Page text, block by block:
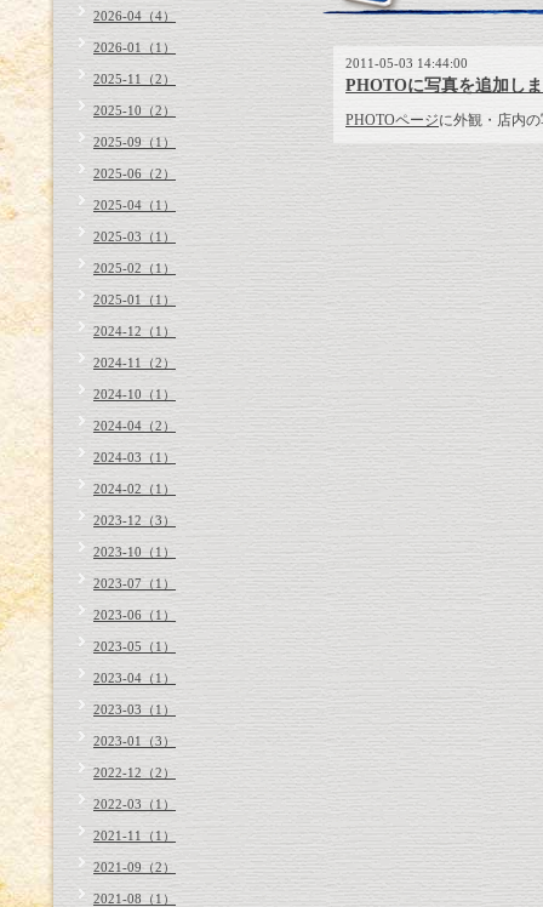
2011-05-03 14:44:00
PHOTOに写真を追加し
PHOTOページに外観・店内
2026-04（4）
2026-01（1）
2025-11（2）
2025-10（2）
2025-09（1）
2025-06（2）
2025-04（1）
2025-03（1）
2025-02（1）
2025-01（1）
2024-12（1）
2024-11（2）
2024-10（1）
2024-04（2）
2024-03（1）
2024-02（1）
2023-12（3）
2023-10（1）
2023-07（1）
2023-06（1）
2023-05（1）
2023-04（1）
2023-03（1）
2023-01（3）
2022-12（2）
2022-03（1）
2021-11（1）
2021-09（2）
2021-08（1）